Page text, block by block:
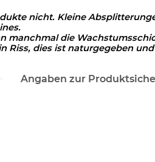
nicht. Kleine
manchmal die
Riss, dies ist naturgegeben
Angaben zur